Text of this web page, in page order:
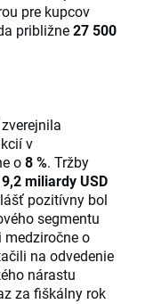
pre kupcov
približne27 500
v
o8 %. Tržby
miliardy USD
pozitívny bol
segmentu
o
na odvedenie
nárastu
za fiškálny rok